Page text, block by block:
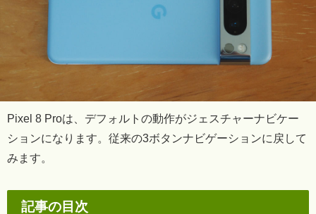
Pixel 8 Proは、デフォルトの動作がジェスチャーナビケー
ションになります。従来の3ボタンナビゲーションに戻して
みます。
記事の目次